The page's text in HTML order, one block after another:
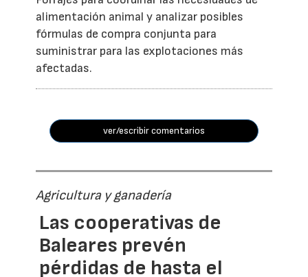
alimentación animal y analizar posibles
fórmulas de compra conjunta para
suministrar para las explotaciones más
afectadas.
ver/escribir comentarios
Agricultura y ganadería
Las cooperativas de
Baleares prevén
pérdidas de hasta el